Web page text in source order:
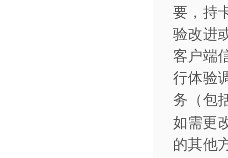
要，持
验改进
客户端
行体验
务（包
如需更
的其他